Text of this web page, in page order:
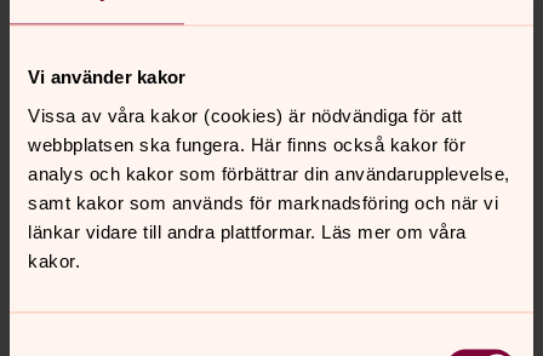
Vi använder kakor
Vissa av våra kakor (cookies) är nödvändiga för att
webbplatsen ska fungera. Här finns också kakor för
analys och kakor som förbättrar din användarupplevelse,
samt kakor som används för marknadsföring och när vi
länkar vidare till andra plattformar. Läs mer om våra
kakor.
För att kunna behandla personuppgifter anlitar vi
leverantörer av IT-system och andra tjänster. Beroende
på typ av tjänst kan sådana leverantörer komma att få
tillgång till eller hantera dina personuppgifter. Alltid när vi
delar dina personuppgifter med en leverantör eller
annan som behandlar uppgifterna för vår räkning ingår
vi avtal som ställer krav på att hanteringen följer
tillämpliga lagar och våra instruktioner.